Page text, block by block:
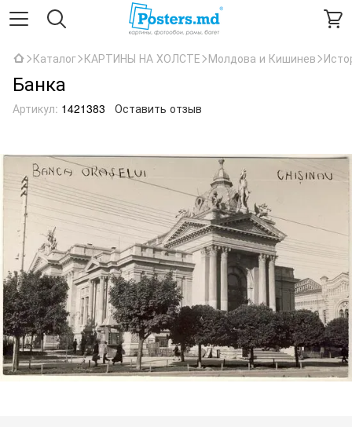
Каталог КАРТИНЫ НА ХОЛСТЕ Молдова и Кишинев
Банка
Артикул: 1421383 Оставить отзыв